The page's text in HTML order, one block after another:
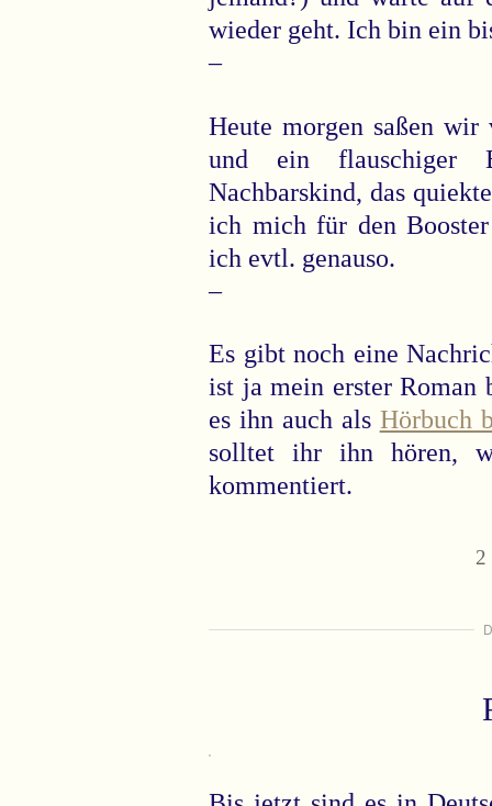
wieder geht. Ich bin ein
–
Heute morgen saßen
und ein flauschiger
Nachbarskind, das
ich mich für den
ich evtl. genauso.
–
Es gibt noch eine
ist ja mein erster Roman
es ihn auch als Hörbuch
solltet ihr ihn hören,
kommentiert.
2